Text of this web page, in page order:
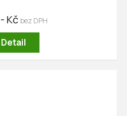
Kč
Detail